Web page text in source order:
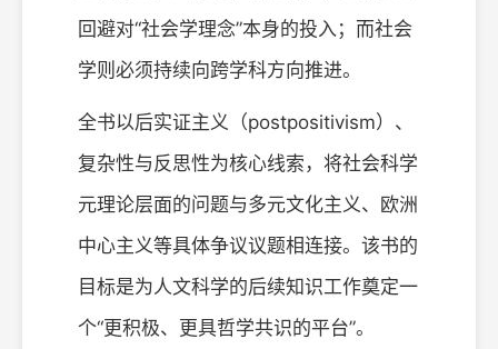
回避对“社会学理念”本身的投入；而社会
学则必须持续向跨学科方向推进。
全书以后实证主义（postpositivism）、
复杂性与反思性为核心线索，将社会科学
元理论层面的问题与多元文化主义、欧洲
中心主义等具体争议议题相连接。该书的
目标是为人文科学的后续知识工作奠定一
个“更积极、更具哲学共识的平台”。